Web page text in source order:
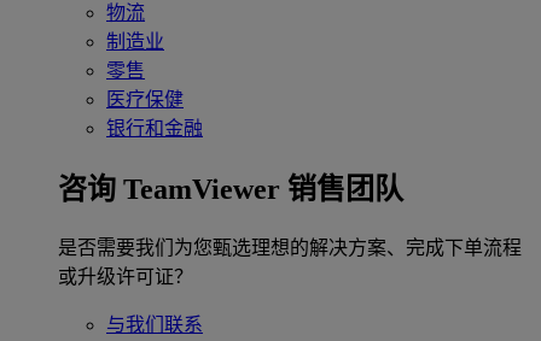
物流
制造业
零售
医疗保健
银行和金融
咨询 TeamViewer 销售团队
是否需要我们为您甄选理想的解决方案、完成下单流程
或升级许可证？
与我们联系